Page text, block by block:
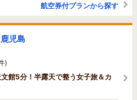
航空券付プランから探す
児島
)
文館5分！半露天で整う女子旅＆カ